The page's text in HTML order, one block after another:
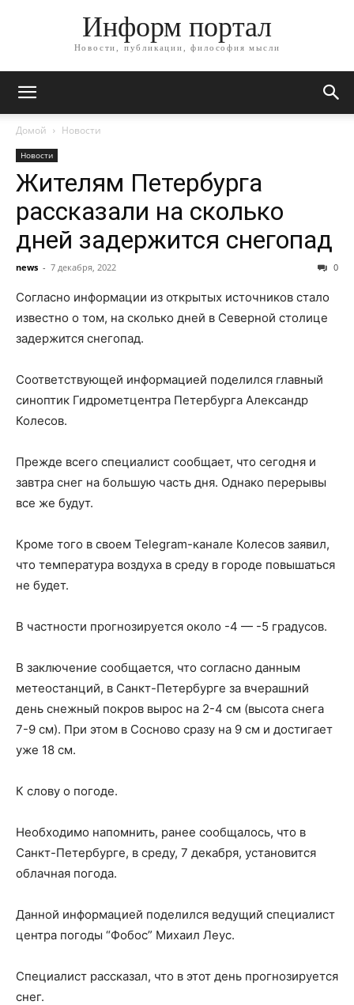
Информ портал
Новости, публикации, философия мысли
Домой Новости
Новости
Жителям Петербурга
рассказали на сколько
дней задержится снегопад
news - 7 декабря, 2022 0
Согласно информации из открытых источников стало
известно о том, на сколько дней в Северной столице
задержится снегопад.
Соответствующей информацией поделился главный
синоптик Гидрометцентра Петербурга Александр
Колесов.
Прежде всего специалист сообщает, что сегодня и
завтра снег на большую часть дня. Однако перерывы
все же будут.
Кроме того в своем Telegram-канале Колесов заявил,
что температура воздуха в среду в городе повышаться
не будет.
В частности прогнозируется около -4 — -5 градусов.
В заключение сообщается, что согласно данным
метеостанций, в Санкт-Петербурге за вчерашний
день снежный покров вырос на 2-4 см (высота снега
7-9 см). При этом в Сосново сразу на 9 см и достигает
уже 18 см.
К слову о погоде.
Необходимо напомнить, ранее сообщалось, что в
Санкт-Петербурге, в среду, 7 декабря, установится
облачная погода.
Данной информацией поделился ведущий специалист
центра погоды “Фобос” Михаил Леус.
Специалист рассказал, что в этот день прогнозируется
снег.